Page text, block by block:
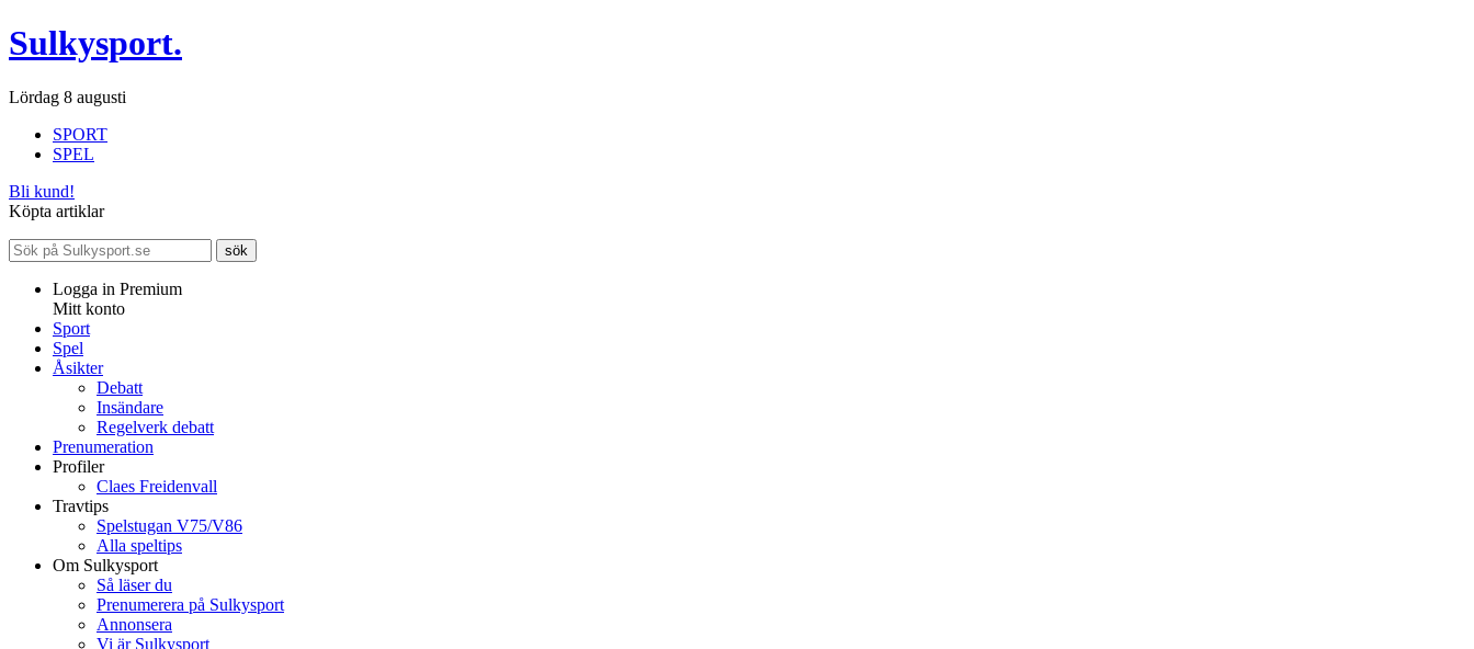
Sulkysport.
Lördag 8 augusti
SPORT
SPEL
Bli kund!
Köpta artiklar
Logga in Premium
Mitt konto
Sport
Spel
Åsikter
Debatt
Insändare
Regelverk debatt
Prenumeration
Profiler
Claes Freidenvall
Travtips
Spelstugan V75/V86
Alla speltips
Om Sulkysport
Så läser du
Prenumerera på Sulkysport
Annonsera
Vi är Sulkysport